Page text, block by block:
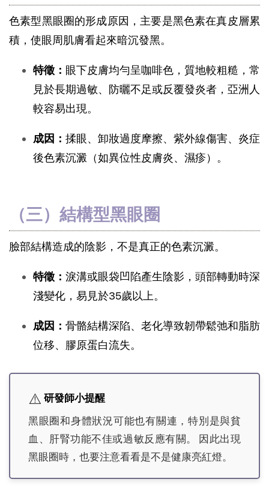
色素型黑眼圈的形成原因，主要是黑色素在真皮層累
積，使眼周肌膚看起來暗沉發黑。
特徵： 眼下皮膚均勻呈咖啡色，質地較粗糙，常
見於長期過敏、防曬不足或反覆發炎者，亞洲人
較容易出現。
成因： 揉眼、卸妝過度摩擦、紫外線傷害、炎症
後色素沉澱（如異位性皮膚炎、濕疹）。
（三）結構型黑眼圈
臉部結構造成的陰影，不是真正的色素沉澱。
特徵： 淚溝或眼袋凹陷產生陰影，頭部轉動時深
淺變化，易見於35歲以上。
成因： 骨骼結構深陷、老化導致韌帶鬆弛和脂肪
位移、膠原蛋白流失。
⚠️ 研發師小提醒
黑眼圈和身體狀況可能也有關連，特別是與貧
血、肝腎功能不佳或過敏反應有關。 因此出現
黑眼圈時，也要注意看看是不是健康亮紅燈。